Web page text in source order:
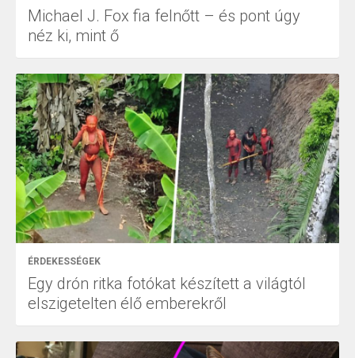
Michael J. Fox fia felnőtt – és pont úgy
néz ki, mint ő
ÉRDEKESSÉGEK
Egy drón ritka fotókat készített a világtól
elszigetelten élő emberekről